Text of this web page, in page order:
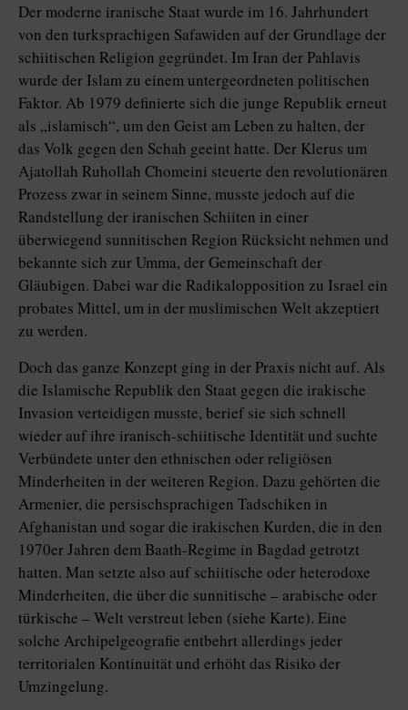
Der moderne iranische Staat wurde im 16. Jahrhundert
von den turksprachigen Safawiden auf der Grundlage der
schiitischen Religion gegründet. Im Iran der Pahlavis
wurde der Islam zu einem untergeordneten politischen
Faktor. Ab 1979 definierte sich die junge Republik erneut
als „islamisch“, um den Geist am Leben zu halten, der
das Volk gegen den Schah geeint hatte. Der Klerus um
Ajatollah Ruhollah Chomeini steuerte den revolutionären
Prozess zwar in seinem Sinne, musste jedoch auf die
Randstellung der iranischen Schii­ten in einer
überwiegend sunnitischen Region Rücksicht nehmen und
bekannte sich zur Umma, der Gemeinschaft der
Gläubigen. Dabei war die Radikalopposition zu Israel ein
probates Mittel, um in der muslimischen Welt akzeptiert
zu werden.
Doch das ganze Konzept ging in der Praxis nicht auf. Als
die Islamische Republik den Staat gegen die irakische
Invasion verteidigen musste, berief sie sich schnell
wieder auf ihre iranisch-schiitische Identität und suchte
Verbündete unter den ethnischen oder religiösen
Minderheiten in der weiteren Region. Dazu gehörten die
Armenier, die persischsprachigen Tadschiken in
Afghanistan und sogar die irakischen Kurden, die in den
1970er Jahren dem Baath-Regime in Bagdad getrotzt
hatten. Man setzte also auf schiitische oder heterodoxe
Minderheiten, die über die sunnitische – arabische oder
türkische – Welt verstreut leben (siehe Karte). Eine
solche Archipelgeografie entbehrt allerdings jeder
territorialen Kontinuität und erhöht das Risiko der
Umzingelung.